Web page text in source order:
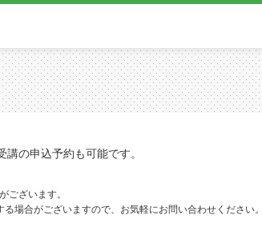
の申込予約も可能です。
ございます。
場合がございますので、お気軽にお問い合わせください